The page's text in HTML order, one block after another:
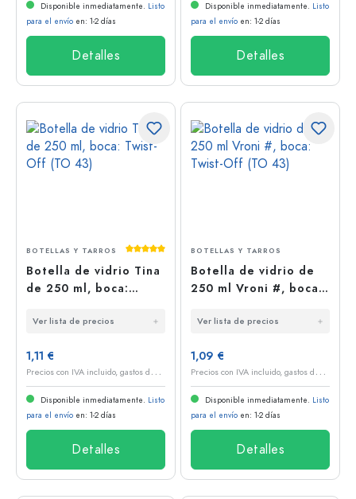
Disponible inmediatamente. Listo
para el envío en: 1-2 días
Detalles
Disponible inmediatamente. Listo
para el envío en: 1-2 días
Detalles
Calificación promedio de 5 de 5 estrellas
BOTELLAS Y TARROS
Botella de vidrio Tina
de 250 ml, boca:
Ver lista de precios
1,11 €
P
recios con IVA incluido, gastos de envío excluidos
Disponible inmediatamente. Listo
para el envío en: 1-2 días
Detalles
BOTELLAS Y TARROS
Botella de vidrio de
250 ml Vroni #, boca:
Ver lista de precios
1,09 €
P
recios con IVA incluido, gastos de envío excluidos
Disponible inmediatamente. Listo
para el envío en: 1-2 días
Detalles